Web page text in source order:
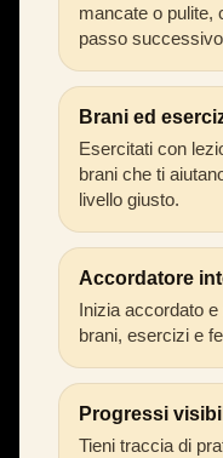
mancate o pulite,
passo
Brani ed
Esercitati con
brani che ti
livello giusto.
Accordatore
Inizia accordato
brani, esercizi e
Progressi
Tieni traccia di